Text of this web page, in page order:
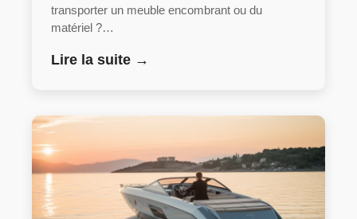
transporter un meuble encombrant ou du
matériel ?…
Lire la suite →